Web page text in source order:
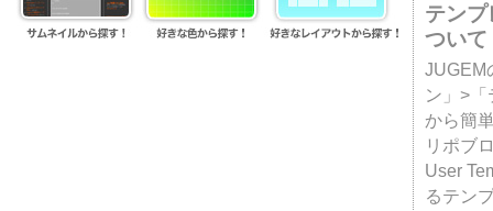
テン
ついて
JUGEM
ン」>
から簡
リポブ
User
るテン